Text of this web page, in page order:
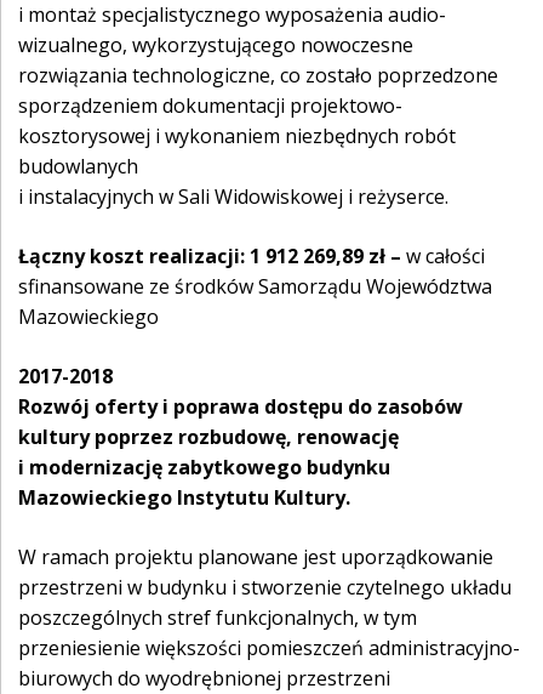
i montaż specjalistycznego wyposażenia audio-
wizualnego, wykorzystującego nowoczesne
rozwiązania technologiczne, co zostało poprzedzone
sporządzeniem dokumentacji projektowo-
kosztorysowej i wykonaniem niezbędnych robót
budowlanych
i instalacyjnych w Sali Widowiskowej i reżyserce.
Łączny koszt realizacji: 1 912 269,89 zł – w całości
sfinansowane ze środków Samorządu Województwa
Mazowieckiego
2017-2018
Rozwój oferty i poprawa dostępu do zasobów
kultury poprzez rozbudowę, renowację
i modernizację zabytkowego budynku
Mazowieckiego Instytutu Kultury.
W ramach projektu planowane jest uporządkowanie
przestrzeni w budynku i stworzenie czytelnego układu
poszczególnych stref funkcjonalnych, w tym
przeniesienie większości pomieszczeń administracyjno-
biurowych do wyodrębnionej przestrzeni